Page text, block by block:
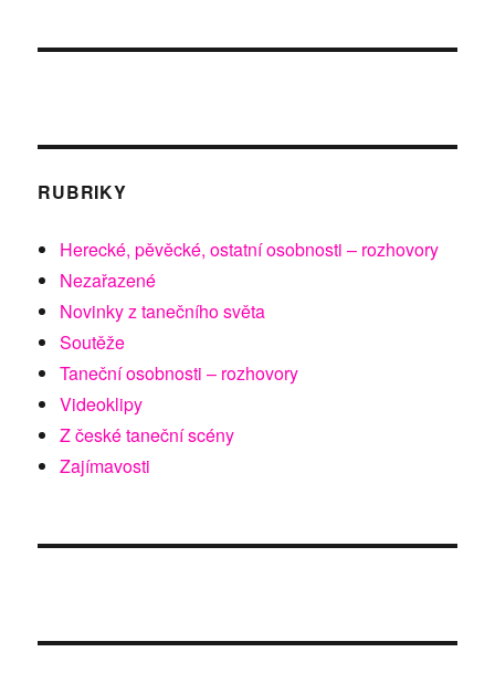
RUBRIKY
Herecké, pěvěcké, ostatní osobnosti – rozhovory
Nezařazené
Novinky z tanečního světa
Soutěže
Taneční osobnosti – rozhovory
Videoklipy
Z české taneční scény
Zajímavosti